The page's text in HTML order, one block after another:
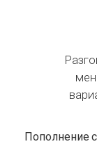
Пополнение